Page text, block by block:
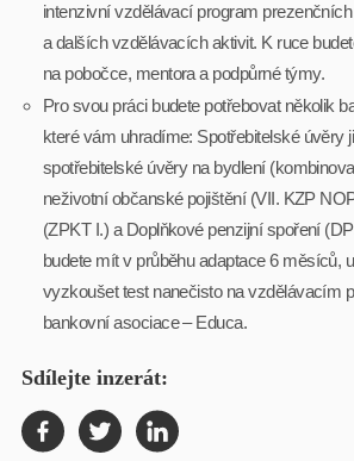
intenzivní vzdělávací program
a dalších vzdělávacích aktivit. K ruce
na pobočce, mentora a podpůrné týmy.
Pro svou práci budete potřebovat několik
které vám uhradíme: Spotřebitelské úvěry
spotřebitelské úvěry na bydlení
neživotní občanské pojištění (VII. KZP
(ZPKT I.) a Doplňkové penzijní spoření
budete mít v průběhu adaptace 6 měsíců,
vyzkoušet test nanečisto na vzdělávacím
bankovní asociace – Educa.
Sdílejte inzerát: